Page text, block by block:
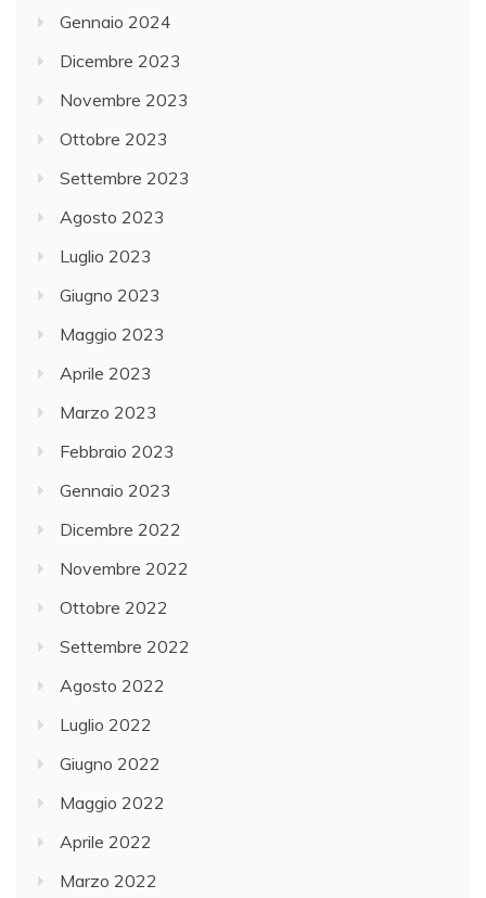
Gennaio 2024
Dicembre 2023
Novembre 2023
Ottobre 2023
Settembre 2023
Agosto 2023
Luglio 2023
Giugno 2023
Maggio 2023
Aprile 2023
Marzo 2023
Febbraio 2023
Gennaio 2023
Dicembre 2022
Novembre 2022
Ottobre 2022
Settembre 2022
Agosto 2022
Luglio 2022
Giugno 2022
Maggio 2022
Aprile 2022
Marzo 2022